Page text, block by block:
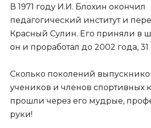
В 1971 году И.И. Блохин окончил
педагогический институт и
Красный Сулин. Его приняли в
он и проработал до 2002 года, 31
Сколько поколений
учеников и членов спортивных
прошли через его мудрые,
руки!